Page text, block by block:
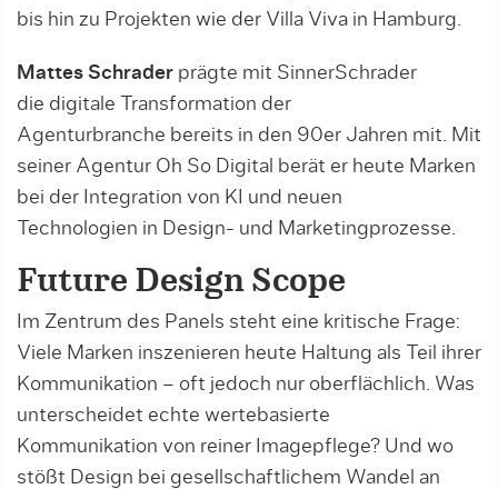
bis hin zu Projekten wie der Villa Viva in Hamburg.
Mattes Schrader prägte mit SinnerSchrader
die digitale Transformation der
Agenturbranche bereits in den 90er Jahren mit. Mit
seiner Agentur Oh So Digital berät er heute Marken
bei der Integration von KI und neuen
Technologien in Design- und Marketingprozesse.
Future Design Scope
Im Zentrum des Panels steht eine kritische Frage:
Viele Marken inszenieren heute Haltung als Teil ihrer
Kommunikation – oft jedoch nur oberflächlich. Was
unterscheidet echte wertebasierte
Kommunikation von reiner Imagepflege? Und wo
stößt Design bei gesellschaftlichem Wandel an